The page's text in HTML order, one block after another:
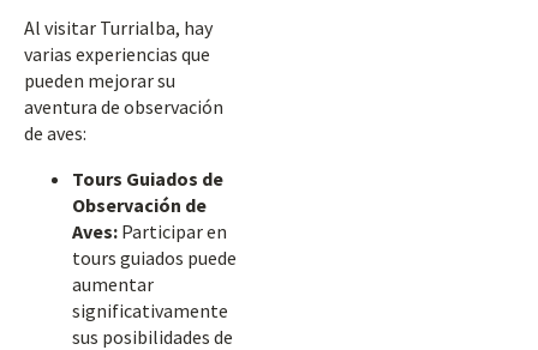
Al visitar Turrialba, hay
varias experiencias que
pueden mejorar su
aventura de observación
de aves:
Tours Guiados de
Observación de
Aves: Participar en
tours guiados puede
aumentar
significativamente
sus posibilidades de